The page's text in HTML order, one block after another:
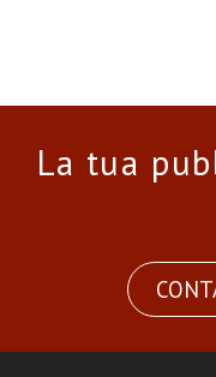
La tua